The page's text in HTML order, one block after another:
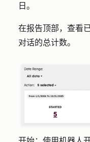
日。
在报告顶部，查看
对话的总计数。